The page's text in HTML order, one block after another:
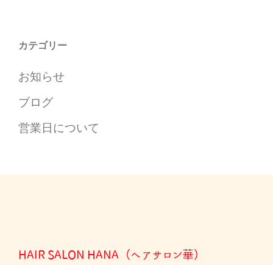
カテゴリー
お知らせ
ブログ
営業日について
HAIR SALON HANA（ヘアサロン華）